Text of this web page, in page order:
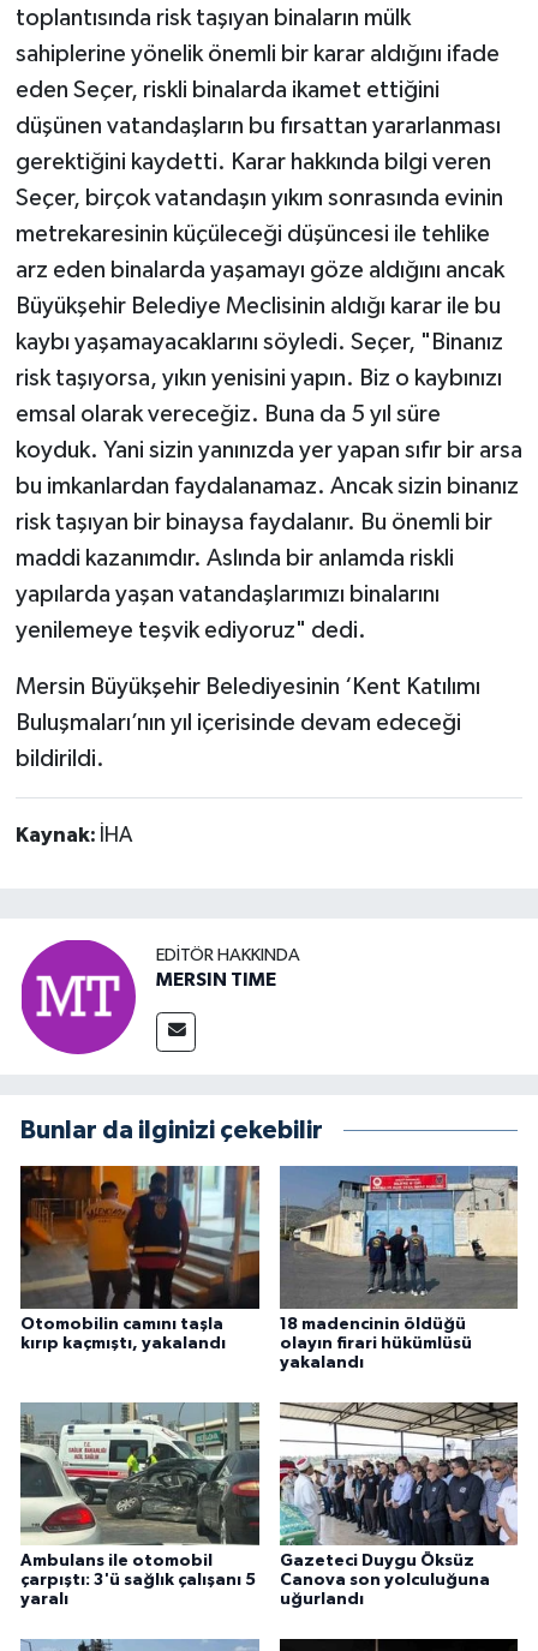
toplantısında risk taşıyan binaların mülk
sahiplerine yönelik önemli bir karar aldığını ifade
eden Seçer, riskli binalarda ikamet ettiğini
düşünen vatandaşların bu fırsattan yararlanması
gerektiğini kaydetti. Karar hakkında bilgi veren
Seçer, birçok vatandaşın yıkım sonrasında evinin
metrekaresinin küçüleceği düşüncesi ile tehlike
arz eden binalarda yaşamayı göze aldığını ancak
Büyükşehir Belediye Meclisinin aldığı karar ile bu
kaybı yaşamayacaklarını söyledi. Seçer, "Binanız
risk taşıyorsa, yıkın yenisini yapın. Biz o kaybınızı
emsal olarak vereceğiz. Buna da 5 yıl süre
koyduk. Yani sizin yanınızda yer yapan sıfır bir arsa
bu imkanlardan faydalanamaz. Ancak sizin binanız
risk taşıyan bir binaysa faydalanır. Bu önemli bir
maddi kazanımdır. Aslında bir anlamda riskli
yapılarda yaşan vatandaşlarımızı binalarını
yenilemeye teşvik ediyoruz" dedi.
Mersin Büyükşehir Belediyesinin ‘Kent Katılımı
Buluşmaları’nın yıl içerisinde devam edeceği
bildirildi.
Kaynak: İHA
EDITÖR HAKKINDA
MERSIN TIME
Bunlar da ilginizi çekebilir
Otomobilin camını taşla
kırıp kaçmıştı, yakalandı
18 madencinin öldüğü
olayın firari hükümlüsü
yakalandı
Ambulans ile otomobil
çarpıştı: 3'ü sağlık çalışanı 5
yaralı
Gazeteci Duygu Öksüz
Canova son yolculuğuna
uğurlandı